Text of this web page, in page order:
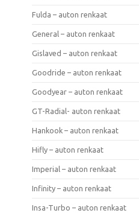
Fulda – auton renkaat
General – auton renkaat
Gislaved – auton renkaat
Goodride – auton renkaat
Goodyear – auton renkaat
GT-Radial- auton renkaat
Hankook – auton renkaat
Hifly – auton renkaat
Imperial – auton renkaat
Infinity – auton renkaat
Insa-Turbo – auton renkaat